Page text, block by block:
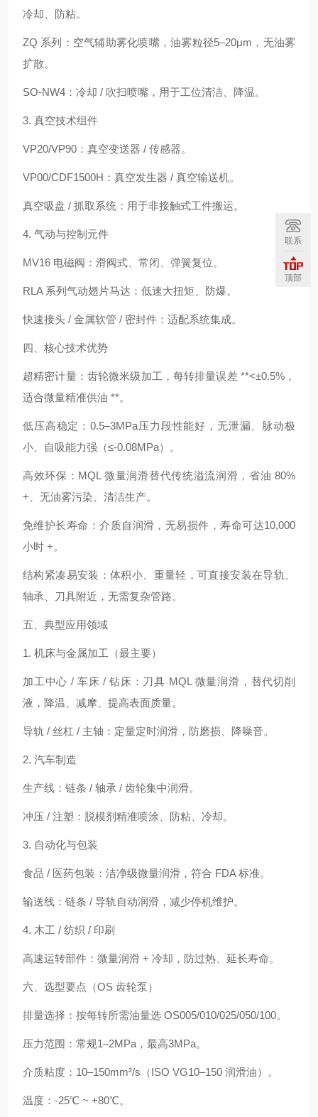
冷却、防粘。
ZQ 系列：空气辅助雾化喷嘴，油雾粒径5–20μm，无油雾
扩散。
SO‑NW4：冷却 / 吹扫喷嘴，用于工位清洁、降温。
3. 真空技术组件
VP20/VP90：真空变送器 / 传感器。
VP00/CDF1500H：真空发生器 / 真空输送机。
真空吸盘 / 抓取系统：用于非接触式工件搬运。
4. 气动与控制元件
MV16 电磁阀：滑阀式、常闭、弹簧复位。
RLA 系列气动翅片马达：低速大扭矩、防爆。
快速接头 / 金属软管 / 密封件：适配系统集成。
四、核心技术优势
超精密计量：齿轮微米级加工，每转排量误差 **<±0.5%，
适合微量精准供油 **。
低压高稳定：0.5–3MPa压力段性能好，无泄漏、脉动极
小、自吸能力强（≤‑0.08MPa）。
高效环保：MQL 微量润滑替代传统溢流润滑，省油 80%
+、无油雾污染、清洁生产。
免维护长寿命：介质自润滑，无易损件，寿命可达10,000
小时 +。
结构紧凑易安装：体积小、重量轻，可直接安装在导轨、
轴承、刀具附近，无需复杂管路。
五、典型应用领域
1. 机床与金属加工（最主要）
加工中心 / 车床 / 钻床：刀具 MQL 微量润滑，替代切削
液，降温、减摩、提高表面质量。
导轨 / 丝杠 / 主轴：定量定时润滑，防磨损、降噪音。
2. 汽车制造
生产线：链条 / 轴承 / 齿轮集中润滑。
冲压 / 注塑：脱模剂精准喷涂、防粘、冷却。
3. 自动化与包装
食品 / 医药包装：洁净级微量润滑，符合 FDA 标准。
输送线：链条 / 导轨自动润滑，减少停机维护。
4. 木工 / 纺织 / 印刷
高速运转部件：微量润滑 + 冷却，防过热、延长寿命。
六、选型要点（OS 齿轮泵）
排量选择：按每转所需油量选 OS005/010/025/050/100。
压力范围：常规1–2MPa，最高3MPa。
介质粘度：10–150mm²/s（ISO VG10–150 润滑油）。
温度：‑25℃ ~ +80℃。
联系
顶部